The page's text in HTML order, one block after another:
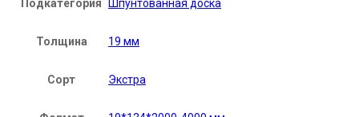
Подкатегория Шпунтованная доска
Толщина 19 мм
Сорт Экстра